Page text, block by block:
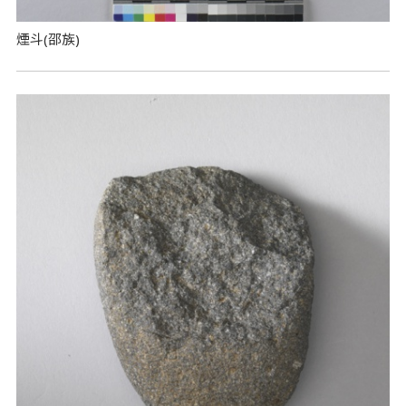
煙斗(邵族)